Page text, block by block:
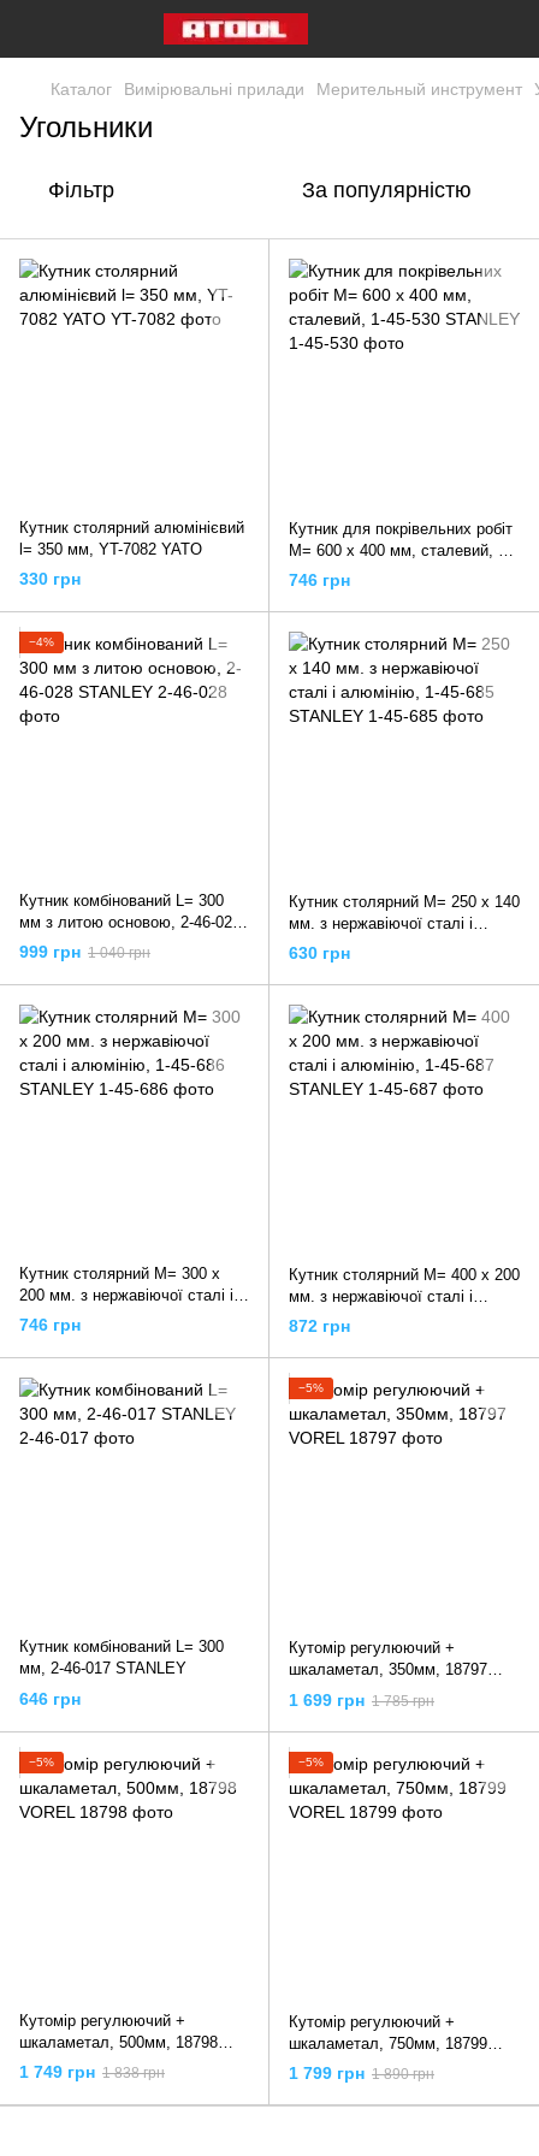
Каталог Вимірювальні прилади Мерительный инструмент
Угольники
Фільтр За популярністю
Кутник столярний алюмінієвий
l= 350 мм, YT-7082 YATO
330 грн
Кутник для покрівельних робіт
M= 600 х 400 мм, сталевий, 1-
45-530 STANLEY
746 грн
−4%
Кутник комбінований L= 300
мм з литою основою, 2-46-028
STANLEY
999 грн 1 040 грн
Кутник столярний M= 250 х 140
мм. з нержавіючої сталі і
алюмінію, 1-45-685 STANLEY
630 грн
Кутник столярний M= 300 х
200 мм. з нержавіючої сталі і
алюмінію, 1-45-686 STANLEY
746 грн
Кутник столярний M= 400 х 200
мм. з нержавіючої сталі і
алюмінію, 1-45-687 STANLEY
872 грн
Кутник комбінований L= 300
мм, 2-46-017 STANLEY
646 грн
−5%
Кутомір регулюючий +
шкаламетал, 350мм, 18797
VOREL
1 699 грн 1 785 грн
−5%
Кутомір регулюючий +
шкаламетал, 500мм, 18798
VOREL
1 749 грн 1 838 грн
−5%
Кутомір регулюючий +
шкаламетал, 750мм, 18799
VOREL
1 799 грн 1 890 грн